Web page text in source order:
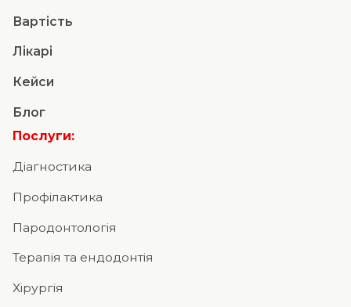
Вартість
Лікарі
Кейси
Блог
Послуги:
Діагностика
Профілактика
Пародонтологія
Терапія та ендодонтія
Хірургія